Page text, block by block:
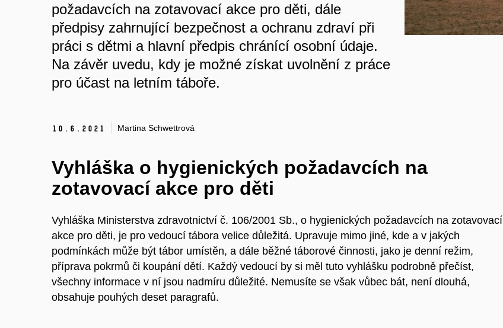
požadavcích na zotavovací akce pro děti, dále
předpisy zahrnující bezpečnost a ochranu zdraví při
práci s dětmi a hlavní předpis chránící osobní údaje.
Na závěr uvedu, kdy je možné získat uvolnění z práce
pro účast na letním táboře.
10. 6. 2021 Martina Schwettrová
Vyhláška o hygienických požadavcích na
zotavovací akce pro děti
Vyhláška Ministerstva zdravotnictví č. 106/2001 Sb., o hygienických požadavcích na zotavovací
akce pro děti, je pro vedoucí tábora velice důležitá. Upravuje mimo jiné, kde a v jakých
podmínkách může být tábor umístěn, a dále běžné táborové činnosti, jako je denní režim,
příprava pokrmů či koupání dětí. Každý vedoucí by si měl tuto vyhlášku podrobně přečíst,
všechny informace v ní jsou nadmíru důležité. Nemusíte se však vůbec bát, není dlouhá,
obsahuje pouhých deset paragrafů.